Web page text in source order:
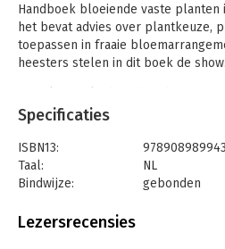
Handboek bloeiende vaste
het bevat advies over plantkeuze,
toepassen in fraaie
heesters stelen in dit boek de show.
snijbloemen kopen, en je bespaart
transportkilometers mee. Elk jaar
waardoor je ze telkens weer kunt
bloemcreaties. Rachel Siegfried
van 130 vaste tuintoppers.
Rachels uitzonderlijk mooie
essentie van elke plant vast en
Specificaties
ISBN13:
Taal:
NL
Bindwijze:
gebonden
Uitgever:
Lezersrecensies